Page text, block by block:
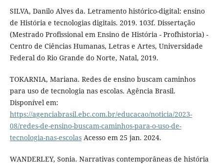
SILVA, Danilo Alves da. Letramento histórico-digital: ensino
de História e tecnologias digitais. 2019. 103f. Dissertação
(Mestrado Profissional em Ensino de História - Profhistoria) -
Centro de Ciências Humanas, Letras e Artes, Universidade
Federal do Rio Grande do Norte, Natal, 2019.
TOKARNIA, Mariana. Redes de ensino buscam caminhos
para uso de tecnologia nas escolas. Agência Brasil.
Disponível em:
https://agenciabrasil.ebc.com.br/educacao/noticia/2023-
08/redes-de-ensino-buscam-caminhos-para-o-uso-de-
tecnologia-nas-escolasAcesso em 25 jan. 2024.
WANDERLEY, Sonia. Narrativas contemporâneas de história